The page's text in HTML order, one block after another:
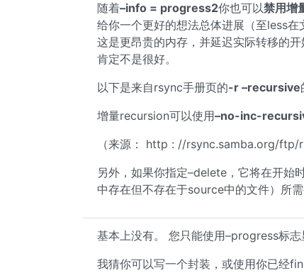
随着–info = progress2你也可以禁用增
给你一个更好的想法总体进展（至less在
这是更昂贵的内存，并延迟实际转移的
肯定不是很好。
以下是来自rsync手册页的-r –recursive
增量recursion可以使用–no-inc-
（来源： http : //rsync.samba.org/ftp/
另外，如果你指定–delete，它将在开始
中存在但不存在于source中的文件）所需
基本上没有。 您只能使用–progress标志
我猜你可以写一个封装，或使用你已经